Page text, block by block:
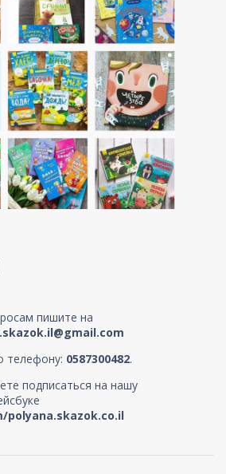
пишите на
телефону: 0587300482.
подписаться на нашу
polyana.skazok.co.il